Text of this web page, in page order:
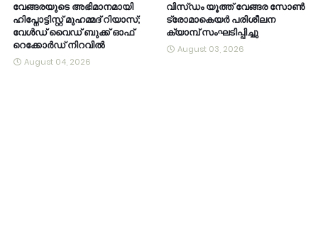
വേങ്ങരയുടെ അഭിമാനമായി
ഹിപ്നോട്ടിസ്റ്റ് മുഹമ്മദ് റിയാസ്;
വേൾഡ് വൈഡ് ബുക്ക് ഓഫ്
റെക്കോർഡ് നിറവിൽ
August 04, 2026
വിസ്ഡം യൂത്ത് വേങ്ങര സോൺ
ട്രോമാകെയർ പരിശീലന
ക്യാമ്പ് സംഘടിപ്പിച്ചു
August 03, 2026